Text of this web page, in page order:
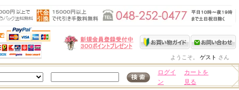
ようこそ。 ゲスト さん
ログイ
ン
カートを
見る